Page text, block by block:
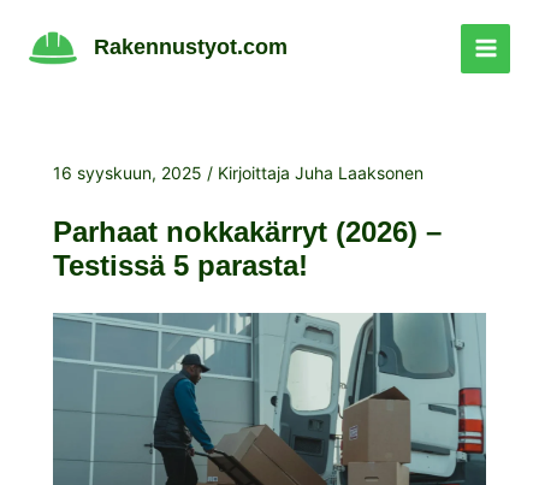
sisältöön
Rakennustyot.com
16 syyskuun, 2025 / Kirjoittaja Juha Laaksonen
Parhaat nokkakärryt (2026) –
Testissä 5 parasta!